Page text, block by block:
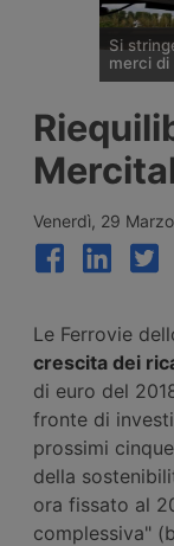
Si
merci di
di
in
tedesca
Venerdì, 29
Le Ferrovie
crescita dei
di euro del
fronte di
prossimi
della
ora fissato al
complessiva"